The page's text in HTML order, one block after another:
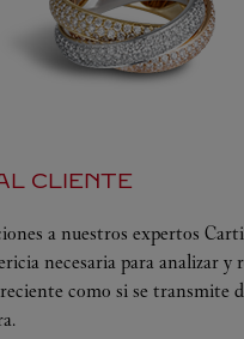
CLIENTE
a nuestros expertos
necesaria para analizar y
como si se transmite